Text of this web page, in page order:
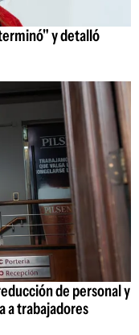
y detalló
de personal y
a trabajadores